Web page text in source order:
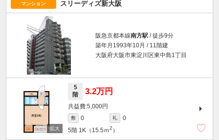
マンション スリーディズ新大阪
阪急京都本線南方駅 / 徒歩9分
築年月1993年10月 / 11階建
大阪府大阪市東淀川区東中島1丁目
5
階
3.2万円
5,000円
敷 0 礼
0
5階 1K（15.5ｍ2 ）